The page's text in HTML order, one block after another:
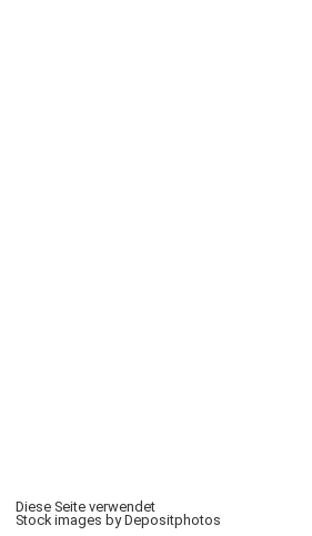
Diese Seite verwendet
Stock images by Depositphotos